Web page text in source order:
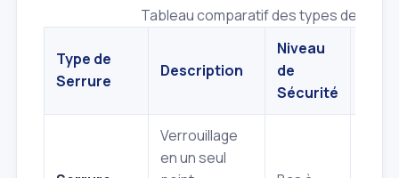
Tableau comparatif des types de
Type de
Serrure
Description
Niveau
de
Sécurité
Verrouillage
en un seul